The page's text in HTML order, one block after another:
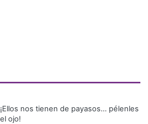
¡Ellos nos tienen de payasos… pélenles
el ojo!